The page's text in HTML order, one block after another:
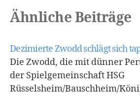
Ähnliche Beiträge
Dezimierte Zwodd schlägt sich
Die Zwodd, die mit dünner
der Spielgemeinschaft HSG
Rüsselsheim/Bauschheim/